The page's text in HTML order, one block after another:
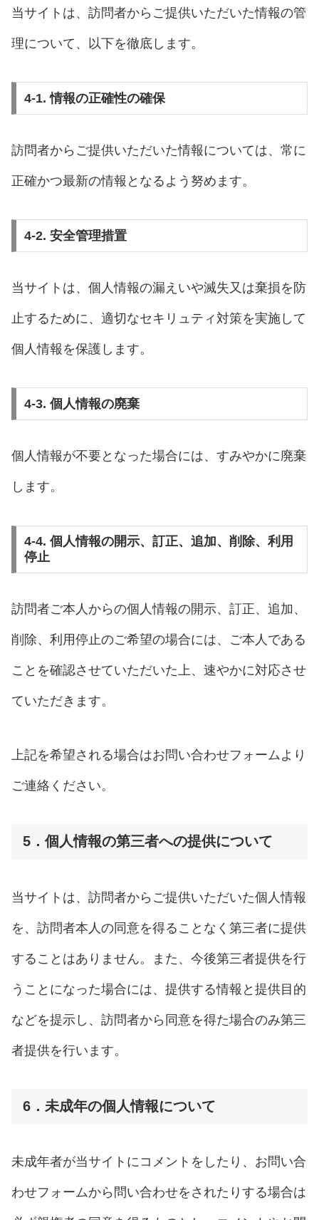
当サイトは、訪問者からご提供いただいた情報の管
理について、以下を徹底します。
4-1. 情報の正確性の確保
訪問者からご提供いただいた情報については、常に
正確かつ最新の情報となるよう努めます。
4-2. 安全管理措置
当サイトは、個人情報の漏えいや滅失又は棄損を防
止するために、適切なセキリュティ対策を実施して
個人情報を保護します。
4-3. 個人情報の廃棄
個人情報が不要となった場合には、すみやかに廃棄
します。
4-4. 個人情報の開示、訂正、追加、削除、利用
停止
訪問者ご本人からの個人情報の開示、訂正、追加、
削除、利用停止のご希望の場合には、ご本人である
ことを確認させていただいた上、速やかに対応させ
ていただきます。
上記を希望される場合はお問い合わせフォームより
ご連絡ください。
5．個人情報の第三者への提供について
当サイトは、訪問者からご提供いただいた個人情報
を、訪問者本人の同意を得ることなく第三者に提供
することはありません。また、今後第三者提供を行
うことになった場合には、提供する情報と提供目的
などを提示し、訪問者から同意を得た場合のみ第三
者提供を行います。
6．未成年の個人情報について
未成年者が当サイトにコメントをしたり、お問い合
わせフォームから問い合わせをされたりする場合は